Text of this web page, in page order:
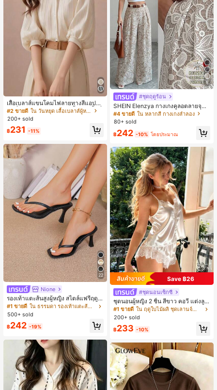
เสื้อเบลาส์แขนโคมไฟลายทางสีแอปริค
อตที่หรูหราสำหรับผู้หญิง, เสื้อแขนสั้นที่
ใช้ได้หลากหลายสำหรับการเดินทาง, ตั
ดแบบสุ่มสำหรับฤดูร้อน
#2 ขายดี
ใน วันหยุด เสื้อเบลาส์ผู้หญิง
200+ sold
฿231 -11%
22
Nione
รองเท้าแตะส้นสูงผู้หญิง สไตล์แฟรี่ฤดูร้
อน ส้นบาง แบบคีบ แต่งสายคาดผม รอ
งเท้าแตะชายหาดสำหรับเที่ยวพักผ่อน
แฟชั่นสายไขว้ สำหรับเดทไนท์
#1 ขายดี
ใน ธรรมดา รองเท้าแตะส้นสูงผู้หญิง
500+ sold
฿242 -19%
5
#ชุดฤดูร้อน
SHEIN Elenzya กางเกงคูลอตลายจุดเ
อวสูงแบบใหม่สำหรับฤดูใบไม้ผลิ/ฤดูร้อ
น, สไตล์หรูหราเหมาะสำหรับใส่ในชีวิต
ประจำวันและทำงาน, ให้ความรู้สึกวินเ
ทจสำหรับฤดูรับปริญญา, เทศกาลดนตร
ี, การแข่งม้าดาร์บี้, วันประกาศอิสรภาพ
#4 ขายดี ใน หลากสี กางเกงลำลอง
80+ sold
฿242 -10% โดยประมาณ
Save ฿26
#ชุดนอนเซ็กซี่
ชุดนอนผู้หญิง 2 ชิ้น สีขาว คอวี แต่งลูก
ไม้แบบแพตช์เวิร์ก ชุดนอนใส่ในบ้าน
สำหรับเธอ
#1 ขายดี
ใน ฤดูใบไม้ผลิ ชุดเลานจ์สำหรับผู้หญิง
200+ sold
฿233 -10%